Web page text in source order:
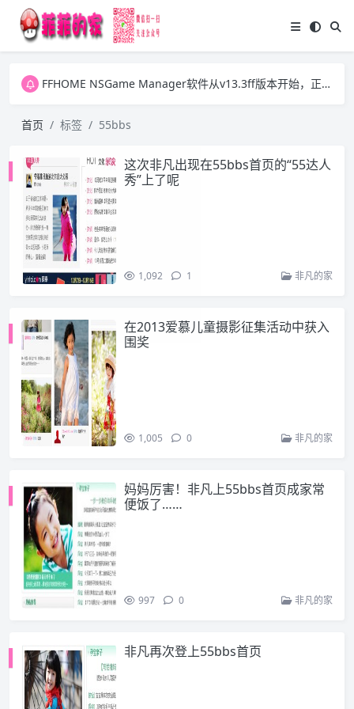
FFHOME NSGame Manager软件从v13.3ff版本开始，正式放开之前版本的两个VIP功能，今后大家可自行更新ExtData1.dat数据文件并可批量下载游戏图片。感谢大家一直以来的支持！
FFHOME NSGame Manager软件从v13.3ff版本开始，正式放开之前版本的两个VIP功能，今后大家可自行更新ExtData1.dat数据文件并可批量下载游戏图片。感谢大家一直以来的支持！
首页 标签 55bbs
这次非凡出现在55bbs首页的“55达人
秀”上了呢
1,092 1 非凡的家
在2013爱慕儿童摄影征集活动中获入
围奖
1,005 0 非凡的家
妈妈厉害！非凡上55bbs首页成家常
便饭了……
997 0 非凡的家
非凡再次登上55bbs首页